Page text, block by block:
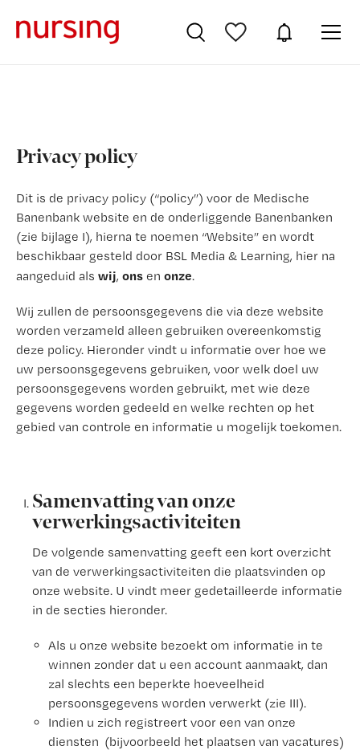
Privacy policy
Dit is de privacy policy (“policy”) voor de Medische
Banenbank website en de onderliggende Banenbanken
(zie bijlage I), hierna te noemen “Website” en wordt
beschikbaar gesteld door BSL Media & Learning, hier na
aangeduid als wij, ons en onze.
Wij zullen de persoonsgegevens die via deze website
worden verzameld alleen gebruiken overeenkomstig
deze policy. Hieronder vindt u informatie over hoe we
uw persoonsgegevens gebruiken, voor welk doel uw
persoonsgegevens worden gebruikt, met wie deze
gegevens worden gedeeld en welke rechten op het
gebied van controle en informatie u mogelijk toekomen.
Samenvatting van onze
verwerkingsactiviteiten
De volgende samenvatting geeft een kort overzicht
van de verwerkingsactiviteiten die plaatsvinden op
onze website. U vindt meer gedetailleerde informatie
in de secties hieronder.
Als u onze website bezoekt om informatie in te
winnen zonder dat u een account aanmaakt, dan
zal slechts een beperkte hoeveelheid
persoonsgegevens worden verwerkt (zie III).
Indien u zich registreert voor een van onze
diensten (bijvoorbeeld het plaatsen van vacatures)